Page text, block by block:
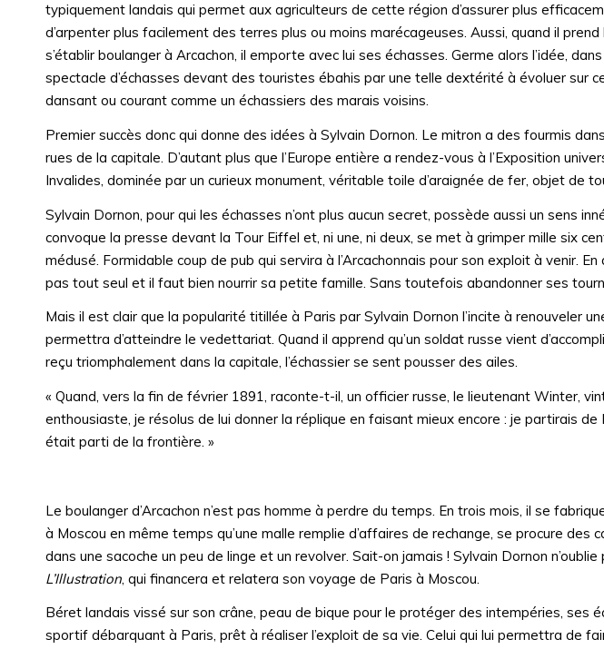
typiquement landais qui permet aux agriculteurs de cette région d’assurer plus
d’arpenter plus facilement des terres plus ou moins marécageuses. Aussi, quand il
s’établir boulanger à Arcachon, il emporte avec lui ses échasses. Germe alors l’idée,
spectacle d’échasses devant des touristes ébahis par une telle dextérité à évoluer sur
dansant ou courant comme un échassiers des marais voisins.
Premier succès donc qui donne des idées à Sylvain Dornon. Le mitron a des fourmis
rues de la capitale. D’autant plus que l’Europe entière a rendez-vous à l’Exposition
Invalides, dominée par un curieux monument, véritable toile d’araignée de fer, objet de
Sylvain Dornon, pour qui les échasses n’ont plus aucun secret, possède aussi un sens
convoque la presse devant la Tour Eiffel et, ni une, ni deux, se met à grimper mille six
médusé. Formidable coup de pub qui servira à l’Arcachonnais pour son exploit à venir.
pas tout seul et il faut bien nourrir sa petite famille. Sans toutefois abandonner ses
Mais il est clair que la popularité titillée à Paris par Sylvain Dornon l’incite à renouveler
permettra d’atteindre le vedettariat. Quand il apprend qu’un soldat russe vient
reçu triomphalement dans la capitale, l’échassier se sent pousser des ailes.
« Quand, vers la fin de février 1891, raconte-t-il, un officier russe, le lieutenant Winter,
enthousiaste, je résolus de lui donner la réplique en faisant mieux encore : je partirais
était parti de la frontière. »
Le boulanger d’Arcachon n’est pas homme à perdre du temps. En trois mois, il se
à Moscou en même temps qu’une malle remplie d’affaires de rechange, se procure
dans une sacoche un peu de linge et un revolver. Sait-on jamais ! Sylvain Dornon
L’Illustration , qui financera et relatera son voyage de Paris à Moscou.
Béret landais vissé sur son crâne, peau de bique pour le protéger des intempéries, ses
sportif débarquant à Paris, prêt à réaliser l’exploit de sa vie. Celui qui lui permettra de